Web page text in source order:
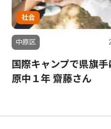
社会
中原区
国際キャンプで県旗
原中１年 齋藤さん